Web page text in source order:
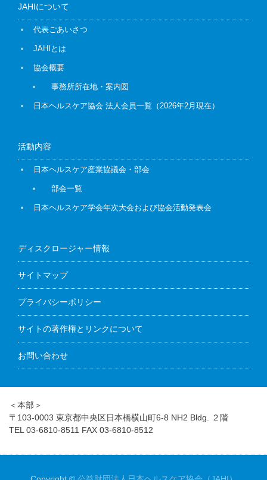
JAHIについて
代表ごあいさつ
JAHIとは
協会概要
事務所所在地・案内図
日本ヘルスケア協会 法人会員一覧（2026年2月現在）
活動内容
日本ヘルスケア産業協議会・部会
部会一覧
日本ヘルスケア学会年次大会および協会活動発表会
ディスクロージャー情報
サイトマップ
プライバシーポリシー
サイトの著作権とリンクについて
お問い合わせ
＜本部＞
〒103-0003 東京都中央区日本橋横山町6-8 NH2 Bldg. ２階
TEL 03-6810-8511 FAX 03-6810-8512